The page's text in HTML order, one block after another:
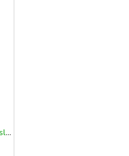
Na externom sklade. Odoslanie 3 - 5 prac. dní.